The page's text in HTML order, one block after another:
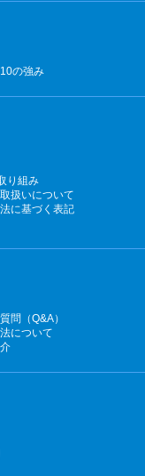
の強み
り組み
扱いについて
に基づく表記
問（Q&A）
について